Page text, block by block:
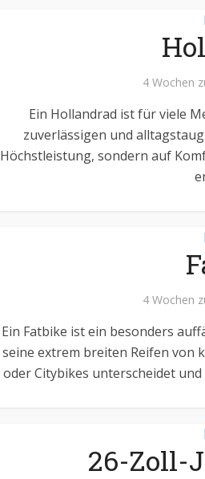
4 Wochen
Ein Hollandrad ist für viele
zuverlässigen und
Höchstleistung, sondern auf
4 Wochen
Ein Fatbike ist ein besonders
seine extrem breiten Reifen von
oder Citybikes unterscheidet
26-Zoll-